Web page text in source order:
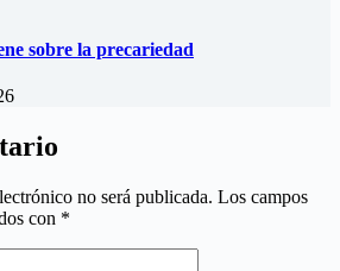
sobre la precariedad
no será publicada. Los campos
con *